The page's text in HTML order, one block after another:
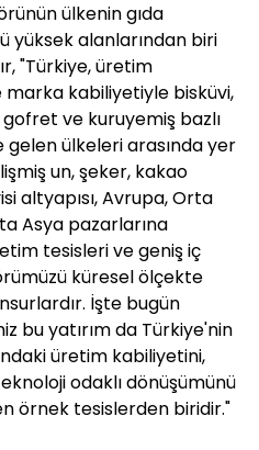
ülkenin gıda
yüksek alanlarından biri
"Türkiye, üretim
marka kabiliyetiyle bisküvi,
ve kuruyemiş bazlı
gelen ülkeleri arasında yer
un, şeker, kakao
altyapısı, Avrupa, Orta
Asya pazarlarına
tesisleri ve geniş iç
küresel ölçekte
İşte bugün
bu yatırım da Türkiye'nin
üretim kabiliyetini,
odaklı dönüşümünü
örnek tesislerden biridir."